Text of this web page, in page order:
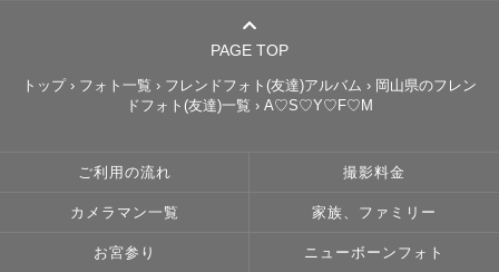
（名駅、栄、心斎橋、表参道、仙台にてご試着可能）
【ご準備について】
◼︎ヘアメイク様（3万円前後）
◼︎花束（高品質造花 5,000円・全7種）
PAGE TOP
トップ › フォト一覧 › フレンドフォト(友達)アルバム › 岡山県のフレン
ドフォト(友達)一覧 › A♡S♡Y♡F♡M
ご利用の流れ 撮影料金
カメラマン一覧 家族、ファミリー
お宮参り ニューボーンフォト